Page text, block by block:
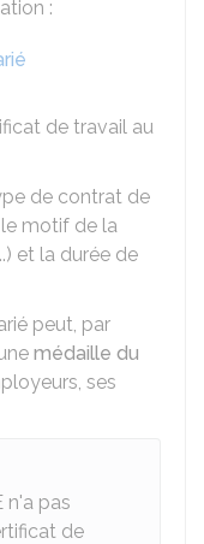
:
de travail au
de contrat de
le motif de la
et la durée de
peut, par
médaille du
ses
n'a pas
de